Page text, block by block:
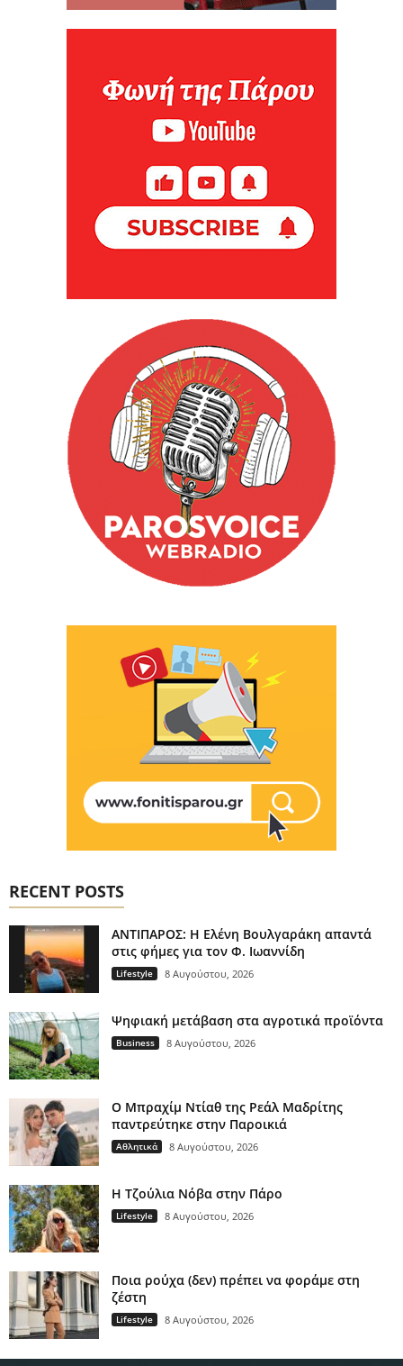
RECENT POSTS
ΑΝΤΙΠΑΡΟΣ: Η Ελένη Βουλγαράκη απαντά
στις φήμες για τον Φ. Ιωαννίδη
Lifestyle 8 Αυγούστου, 2026
Ψηφιακή μετάβαση στα αγροτικά προϊόντα
Business 8 Αυγούστου, 2026
Ο Μπραχίμ Ντίαθ της Ρεάλ Μαδρίτης
παντρεύτηκε στην Παροικιά
Αθλητικά 8 Αυγούστου, 2026
H Τζούλια Νόβα στην Πάρο
Lifestyle 8 Αυγούστου, 2026
Ποια ρούχα (δεν) πρέπει να φοράμε στη
ζέστη
Lifestyle 8 Αυγούστου, 2026